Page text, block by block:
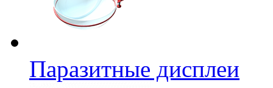
Паразитные дисплеи